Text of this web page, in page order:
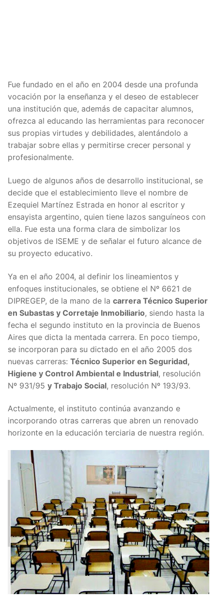
Fue fundado en el año en 2004 desde una profunda
vocación por la enseñanza y el deseo de establecer
una institución que, además de capacitar alumnos,
ofrezca al educando las herramientas para reconocer
sus propias virtudes y debilidades, alentándolo a
trabajar sobre ellas y permitirse crecer personal y
profesionalmente.
Luego de algunos años de desarrollo institucional, se
decide que el establecimiento lleve el nombre de
Ezequiel Martínez Estrada en honor al escritor y
ensayista argentino, quien tiene lazos sanguíneos con
ella. Fue esta una forma clara de simbolizar los
objetivos de ISEME y de señalar el futuro alcance de
su proyecto educativo.
Ya en el año 2004, al definir los lineamientos y
enfoques institucionales, se obtiene el Nº 6621 de
DIPREGEP, de la mano de la carrera Técnico Superior
en Subastas y Corretaje Inmobiliario, siendo hasta la
fecha el segundo instituto en la provincia de Buenos
Aires que dicta la mentada carrera. En poco tiempo,
se incorporan para su dictado en el año 2005 dos
nuevas carreras: Técnico Superior en Seguridad,
Higiene y Control Ambiental e Industrial, resolución
Nº 931/95 y Trabajo Social, resolución Nº 193/93.
Actualmente, el instituto continúa avanzando e
incorporando otras carreras que abren un renovado
horizonte en la educación terciaria de nuestra región.